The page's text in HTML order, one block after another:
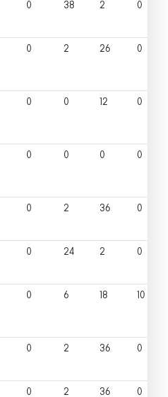
0 38 2 0
0 2 26 0
0 0 12 0
0 0 0 0
0 2 36 0
0 24 2 0
0 6 18 10
0 2 36 0
0 2 36 0